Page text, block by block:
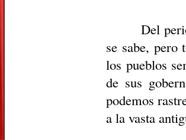
Del
se sabe, pero
los pueblos
de sus
podemos
a la vasta